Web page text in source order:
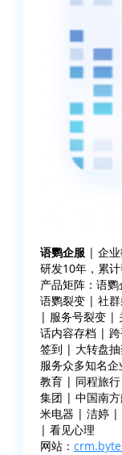
语鹦企服 | 企
研发10年，累
产品矩阵：语
语鹦裂变 | 社
| 服务号裂变 |
话内容存档 |
签到 | 大转盘抽
服务众多知名
教育 | 同程旅
集团 | 中国南
米电器 | 洁婷 |
| 看见心理
网站：